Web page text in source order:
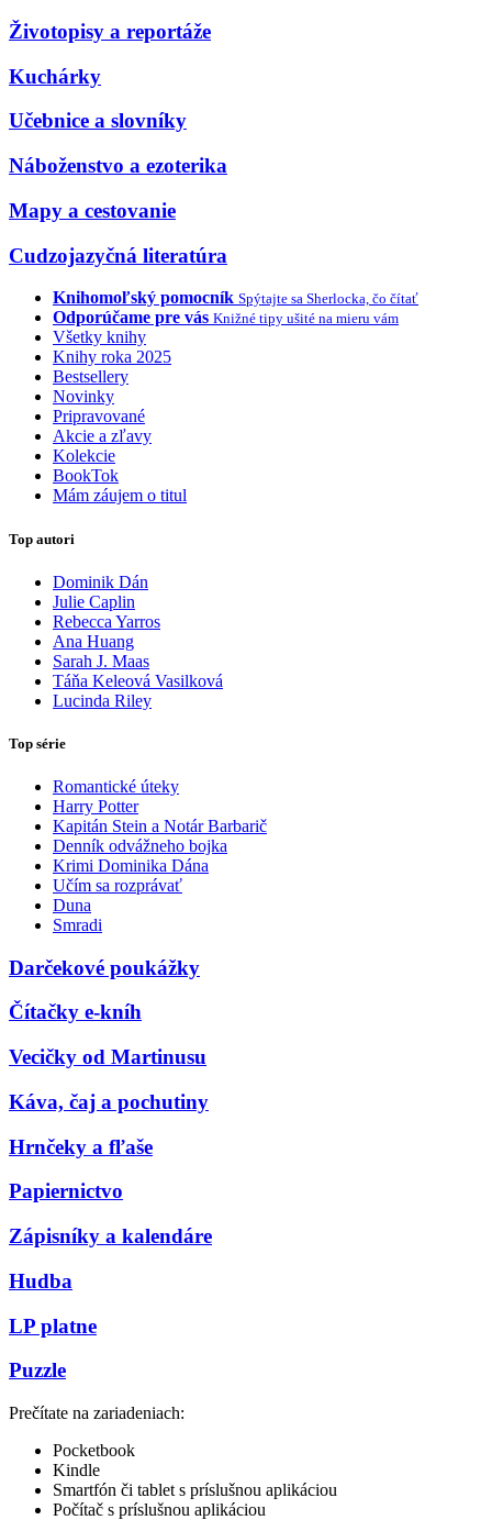
Životopisy a reportáže
Kuchárky
Učebnice a slovníky
Náboženstvo a ezoterika
Mapy a cestovanie
Cudzojazyčná literatúra
Knihomoľský pomocník Spýtajte sa Sherlocka, čo čítať
Odporúčame pre vás Knižné tipy ušité na mieru vám
Všetky knihy
Knihy roka 2025
Bestsellery
Novinky
Pripravované
Akcie a zľavy
Kolekcie
BookTok
Mám záujem o titul
Top autori
Dominik Dán
Julie Caplin
Rebecca Yarros
Ana Huang
Sarah J. Maas
Táňa Keleová Vasilková
Lucinda Riley
Top série
Romantické úteky
Harry Potter
Kapitán Stein a Notár Barbarič
Denník odvážneho bojka
Krimi Dominika Dána
Učím sa rozprávať
Duna
Smradi
Darčekové poukážky
Čítačky e-kníh
Vecičky od Martinusu
Káva, čaj a pochutiny
Hrnčeky a fľaše
Papiernictvo
Zápisníky a kalendáre
Hudba
LP platne
Puzzle
Prečítate na zariadeniach:
Pocketbook
Kindle
Smartfón či tablet s príslušnou aplikáciou
Počítač s príslušnou aplikáciou